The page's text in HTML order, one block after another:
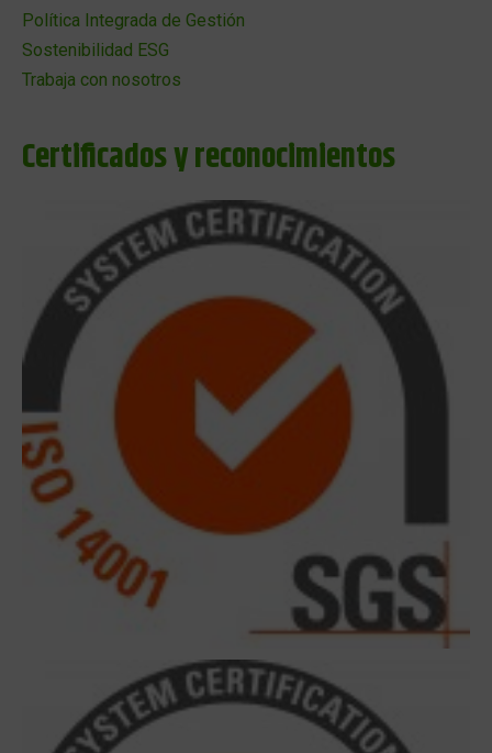
Política Integrada de Gestión
Sostenibilidad ESG
Trabaja con nosotros
Certificados y reconocimientos